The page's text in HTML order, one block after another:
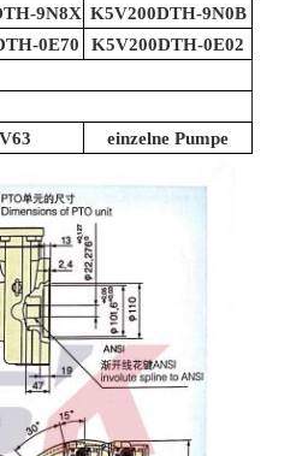
9N8X K5V200DTH-9N0B
0E70
K5V200DTH-0E02
einzelne Pumpe